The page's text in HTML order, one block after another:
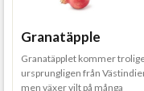
Granatäpple
Granatäpplet kommer
ursprungligen från
men växer vilt på många